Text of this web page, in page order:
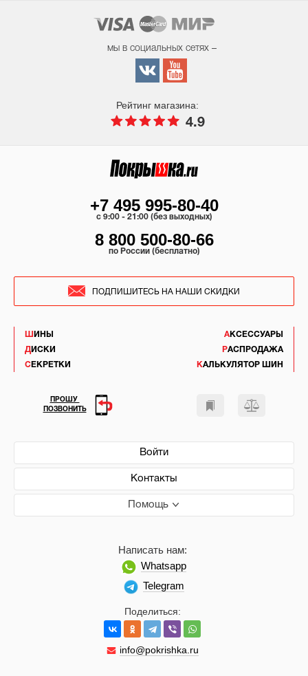
мы в социальных сетях –
Рейтинг магазина:
4.9
ШИНЫ
ДИСКИ
СЕКРЕТКИ
АКСЕССУАРЫ
РАСПРОДАЖА
КАЛЬКУЛЯТОР ШИН
Войти
Контакты
Помощь
Поделиться:
info@pokrishka.ru
Написать нам:
Whatsapp
Telegram
+7 495 995-80-40
c 9:00 - 21:00 (без выходных)
8 800 500-80-66
по России (бесплатно)
ПОДПИШИТЕСЬ НА НАШИ СКИДКИ
ПРОШУ
ПОЗВОНИТЬ